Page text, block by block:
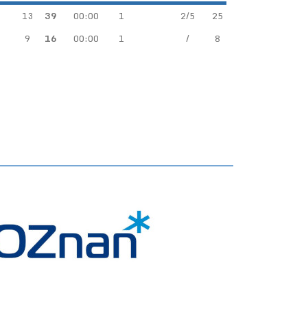
13 39 00:00 1 2/5
25
9 16 00:00 1 / 8